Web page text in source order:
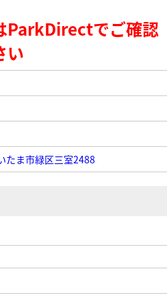
ParkDirectでご確認
い
たま市緑区三室2488